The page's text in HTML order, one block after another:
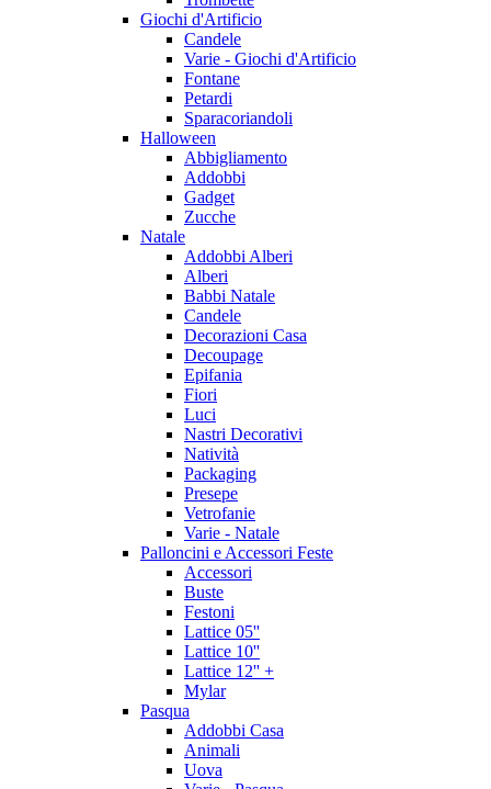
Giochi d'Artificio
Candele
Varie - Giochi d'Artificio
Fontane
Petardi
Sparacoriandoli
Halloween
Abbigliamento
Addobbi
Gadget
Zucche
Natale
Addobbi Alberi
Alberi
Babbi Natale
Candele
Decorazioni Casa
Decoupage
Epifania
Fiori
Luci
Nastri Decorativi
Natività
Packaging
Presepe
Vetrofanie
Varie - Natale
Palloncini e Accessori Feste
Accessori
Buste
Festoni
Lattice 05''
Lattice 10''
Lattice 12'' +
Mylar
Pasqua
Addobbi Casa
Animali
Uova